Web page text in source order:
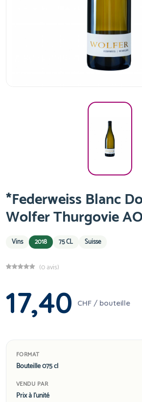
*Federweiss Blanc
Wolfer Thurgovie
Vins 2018 75 CL Suisse
(0 avis)
17,40 CHF / bouteille
FORMAT
Bouteille 075 cl
VENDU PAR
Prix à l'unité